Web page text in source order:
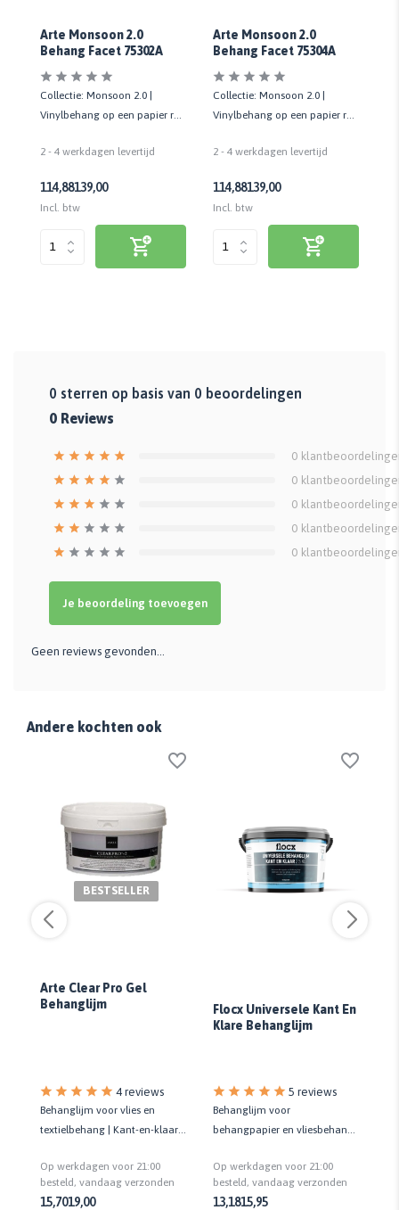
Arte Monsoon 2.0
Behang Facet 75302A
Collectie: Monsoon 2.0 |
Vinylbehang op een papier rug
2 - 4 werkdagen levertijd
114,88139,00
Incl. btw
Arte Monsoon 2.0
Behang Facet 75304A
Collectie: Monsoon 2.0 |
Vinylbehang op een papier rug
2 - 4 werkdagen levertijd
114,88139,00
Incl. btw
0 sterren op basis van 0 beoordelingen
0 Reviews
0
0
0
0
0
Je beoordeling toevoegen
Geen reviews gevonden...
Andere kochten ook
BESTSELLER
Arte Clear Pro Gel
Behanglijm
4 reviews
Behanglijm voor vlies en
textielbehang | Kant-en-klaar |
Op werkdagen voor 21:00
besteld, vandaag verzonden
15,7019,00
Flocx Universele Kant En
Klare Behanglijm
5 reviews
Behanglijm voor
behangpapier en vliesbehang |
kleefkracht
Op werkdagen voor 21:00
besteld, vandaag verzonden
13,1815,95